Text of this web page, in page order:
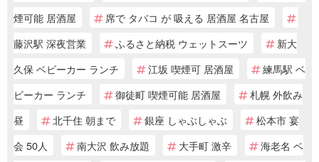
煙可能 居酒屋
席で タバコ が 吸える 居酒屋 名古屋
藤沢駅 深夜営業
ふるさと納税 ウェットスーツ
新大
久保 ベビーカー ランチ
江坂 喫煙可 居酒屋
練馬駅 ベ
ビーカー ランチ
御徒町 喫煙可能 居酒屋
札幌 外飲み
昼
北千住 朝まで 銀座 しゃぶしゃぶ
松本市 宴
会 50人
南大沢 飲み放題 大手町 激辛
海老名 ベ